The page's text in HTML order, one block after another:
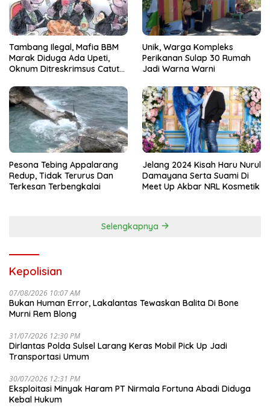
Tambang Ilegal, Mafia BBM
Marak Diduga Ada Upeti,
Oknum Ditreskrimsus Catut
Unik, Warga Kompleks
Perikanan Sulap 30 Rumah
Jadi Warna Warni
Pesona Tebing Appalarang
Redup, Tidak Terurus Dan
Terkesan Terbengkalai
Jelang 2024 Kisah Haru Nurul
Damayana Serta Suami Di
Meet Up Akbar NRL Kosmetik
Selengkapnya
Kepolisian
07/08/2026 10:07 AM
Bukan Human Error, Lakalantas Tewaskan Balita Di Bone
Murni Rem Blong
31/07/2026 12:30 PM
Dirlantas Polda Sulsel Larang Keras Mobil Pick Up Jadi
Transportasi Umum
30/07/2026 12:31 PM
Eksploitasi Minyak Haram PT Nirmala Fortuna Abadi Diduga
Kebal Hukum